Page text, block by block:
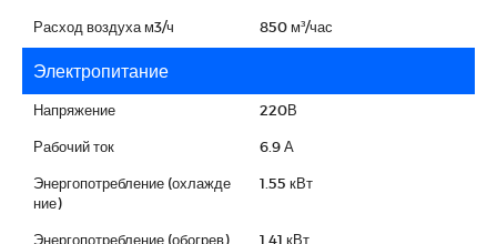
Расход воздуха м3/ч 850 м³/час
Электропитание
Напряжение 220В
Рабочий ток 6.9 А
Энергопотребление (охлажде
ние)
1.55 кВт
Энергопотребление (обогрев) 1.41 кВт